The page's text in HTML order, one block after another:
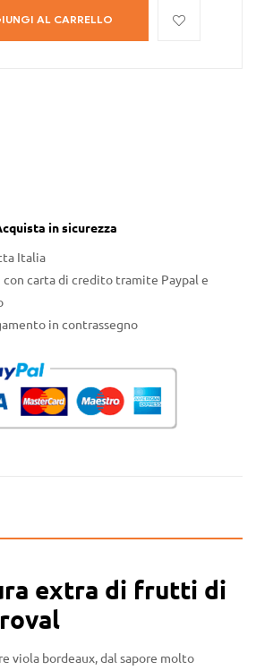
AL CARRELLO
in sicurezza
Italia
carta di credito tramite Paypal e
in contrassegno
extra di frutti di
viola bordeaux, dal sapore molto